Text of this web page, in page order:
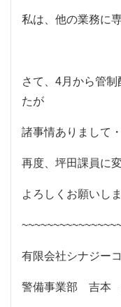
私は、他の業務に
さて、4月から管
たが
諸事情ありまして・
再度、坪田課員に
よろしくお願いしま
有限会社シナジー
警備事業部 吉本